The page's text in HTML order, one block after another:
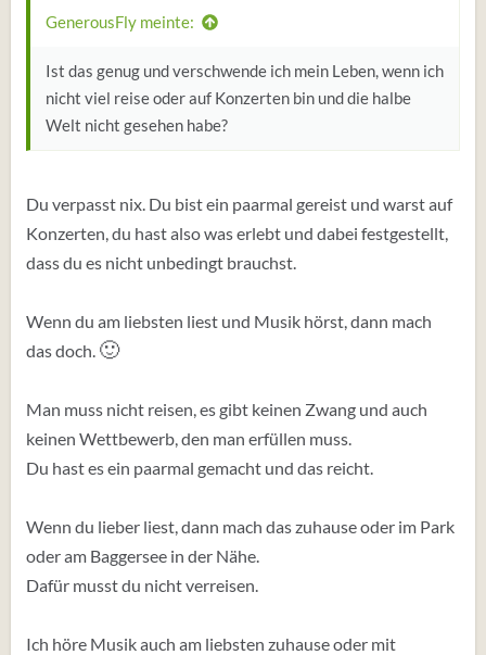
GenerousFly meinte:
Ist das genug und verschwende ich mein Leben, wenn ich
nicht viel reise oder auf Konzerten bin und die halbe
Welt nicht gesehen habe?
Du verpasst nix. Du bist ein paarmal gereist und warst auf
Konzerten, du hast also was erlebt und dabei festgestellt,
dass du es nicht unbedingt brauchst.
Wenn du am liebsten liest und Musik hörst, dann mach
das doch. 🙂
Man muss nicht reisen, es gibt keinen Zwang und auch
keinen Wettbewerb, den man erfüllen muss.
Du hast es ein paarmal gemacht und das reicht.
Wenn du lieber liest, dann mach das zuhause oder im Park
oder am Baggersee in der Nähe.
Dafür musst du nicht verreisen.
Ich höre Musik auch am liebsten zuhause oder mit